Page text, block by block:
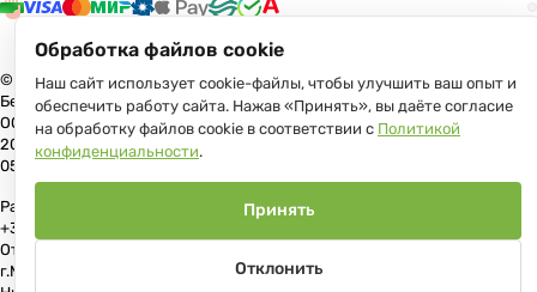
© 2026 Данко Бай: качественная мебель с оперативной доставкой по
Беларуси
ООО «Гранд Парк», юр.адрес: 220005, Минск, ул. Платонова, 22, пом.
204 В торговом реестре с 17 июля 2013 г. Регистрация №191081534,
05.11.2008, Мингорисполком.
Рассмотрение обращений потребителей, телефон +375 (17) 361-10-80,
+375 (29) 191-10-80, +375 (29) 544-10-00, e-mail: info@danko.by
Отдел торговли и услуг Администрации Первомайского района
г.Минска: тел. +375(17)215-14-65, Начальник отдела: Жакович Юлия
Обработка файлов cookie
Наш сайт использует cookie-файлы, чтобы улучшить ваш опыт и
обеспечить работу сайта. Нажав «Принять», вы даёте согласие
на обработку файлов cookie в соответствии с Политикой
конфиденциальности.
Отклонить
Принять